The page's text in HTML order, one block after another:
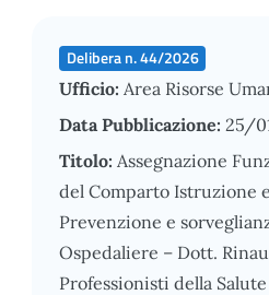
Delibera n. 44/2026
Ufficio: Area Risorse
Data Pubblicazione: 25/
Titolo: Assegnazione
del Comparto Istruzione
Prevenzione e
Ospedaliere – Dott.
Professionisti della